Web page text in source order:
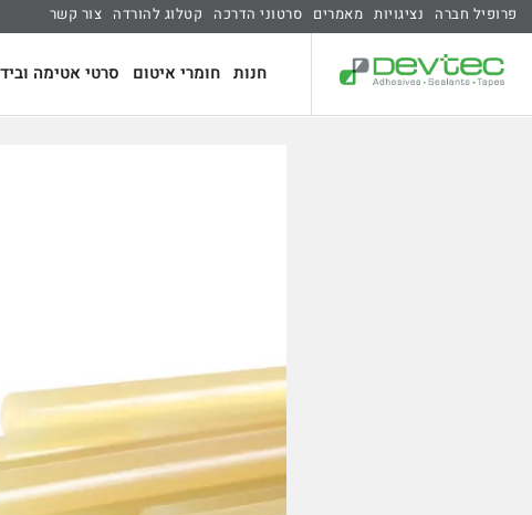
פרופיל חברה נציגויות מאמרים סרטוני הדרכה קטלוג להורדה צור קשר
חנות חומרי איטום סרטי אטימה